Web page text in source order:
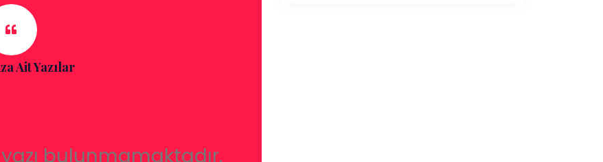
Ait Yazılar
bulunmamaktadır.